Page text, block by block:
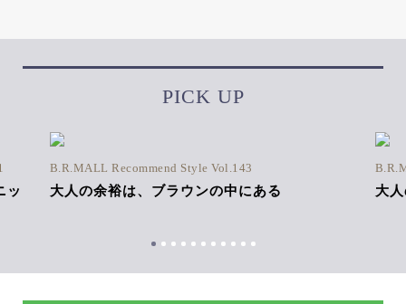
PICK UP
ッ
B.R.MALL Recommend Style Vol.143
大人の余裕は、ブラウンの中にある 大